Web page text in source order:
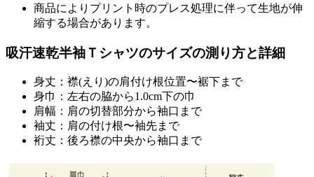
商品によりプリント時のプレス処理に伴って生地が伸
縮する場合があります。
吸汗速乾半袖Ｔシャツのサイズの測り方と詳細
身丈： 襟(えり)の肩付け根位置〜裾下まで
身巾： 左右の脇から1.0cm下の巾
肩幅： 肩の切替部分から袖口まで
袖丈： 肩の付け根〜袖先まで
裄丈： 後ろ襟の中央から袖口まで